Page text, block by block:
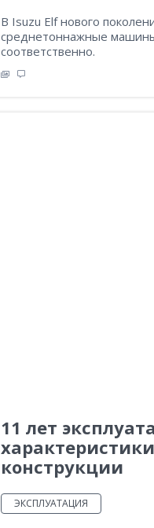
В Isuzu Elf нового
среднетоннажные
соответственно.
11 лет
конструкции
ЭКСПЛУАТАЦИЯ